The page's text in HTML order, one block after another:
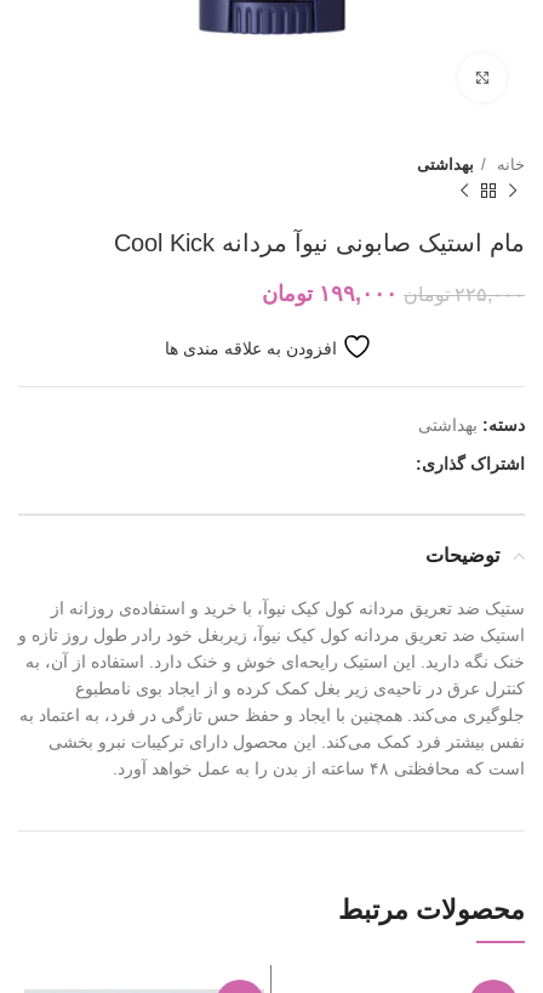
خانه بهداشتی
مام استیک صابونی نیوآ مردانه Cool Kick
۲۲۵,۰۰۰ تومان ۱۹۹,۰۰۰ تومان
افزودن به علاقه مندی ها
دسته: بهداشتی
اشتراک گذاری:
توضیحات
ستیک ضد تعریق مردانه کول کیک نیوآ، با خرید و استفاده‌ی روزانه از
استیک ضد تعریق مردانه کول کیک نیوآ، زیربغل خود رادر طول روز تازه و
خنک نگه دارید. این استیک رایحه‌ای خوش و خنک دارد. استفاده از آن، به
کنترل عرق در ناحیه‌ی زیر بغل کمک کرده و از ایجاد بوی نامطبوع
جلوگیری می‌کند. همچنین با ایجاد و حفظ حس تازگی در فرد، به اعتماد به
نفس بیشتر فرد کمک می‌کند. این محصول دارای ترکیبات نبرو بخشی
است که محافظتی ۴٨ ساعته از بدن را به عمل خواهد آورد.
محصولات مرتبط